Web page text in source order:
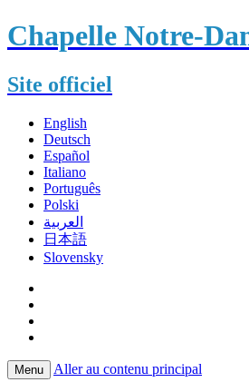
Chapelle Notre-
Site officiel
English
Deutsch
Español
Italiano
Português
Polski
العربية
日本語
Slovensky
Menu Aller au contenu principal